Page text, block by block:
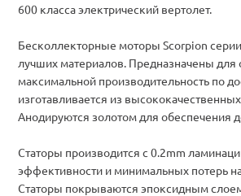
600 класса электрический вертолет.
Бесколлекторные моторы Scorpion
лучших материалов. Предназначены для
максимальной производительность по
изготавливается из
Анодируются золотом для обеспечения
Статоры производится с 0.2mm
эффективности и минимальных потерь
Статоры покрываются эпоксидным